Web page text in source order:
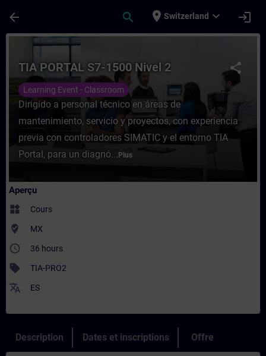
arrow_back search place Switzerland expand_more login
Cours - TIA PORTAL S7-1500 Nivel 2 -
share
TIA PORTAL S7-1500 Nivel 2
Learning Event - Classroom
Dirigido a personal técnico en áreas de
mantenimiento, servicio y proyectos, con experiencia
previa con controladores SIMATIC y el entorno TIA
Portal, para un diagnó... Plus
Aperçu
widgets Cours
where_to_vote MX
access_time 36 hours
sell TIA-PRO2
translate ES
Description Dates et inscriptions Offre